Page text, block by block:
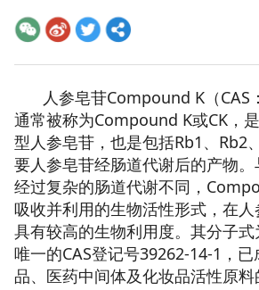
人参皂苷Compound K（CAS
通常被称为Compound K或CK，
型人参皂苷，也是包括Rb1、Rb2
要人参皂苷经肠道代谢后的产物
经过复杂的肠道代谢不同，
吸收并利用的生物活性形式，在
具有较高的生物利用度。其分子式
唯一的CAS登记号39262-14-1，
品、医药中间体及化妆品活性原